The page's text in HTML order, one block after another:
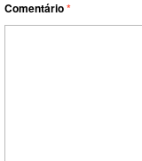
Comentário*